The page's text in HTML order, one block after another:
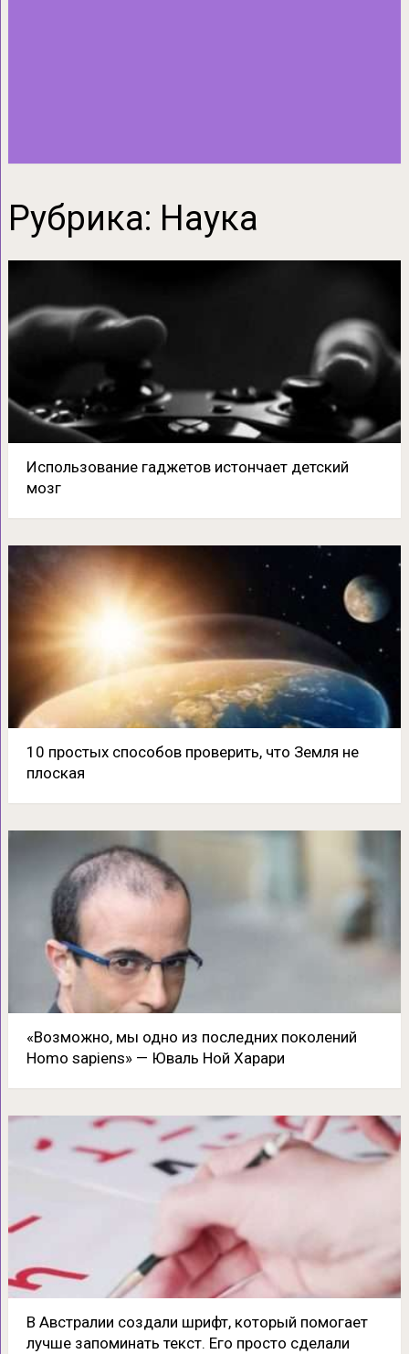
Рубрика: Наука
Использование гаджетов истончает детский
мозг
10 простых способов проверить, что Земля не
плоская
«Возможно, мы одно из последних поколений
Homo sapiens» — Юваль Ной Харари
В Австралии создали шрифт, который помогает
лучше запоминать текст. Его просто сделали